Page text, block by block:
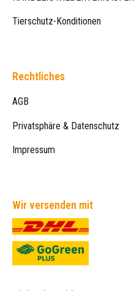
Tierschutz-Konditionen
Rechtliches
AGB
Privatsphäre & Datenschutz
Impressum
Wir versenden mit